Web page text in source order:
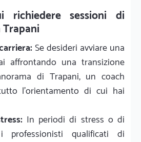
richiedere sessioni di
Se desideri avviare una
affrontando una transizione
di Trapani, un coach
l'orientamento di cui hai
In periodi di stress o di
professionisti qualificati di